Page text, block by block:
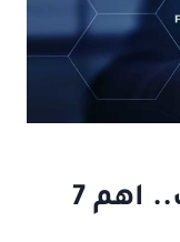
عناصر امن المعلومات.. اهم 7